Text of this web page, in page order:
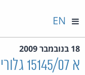
EN
18 בנובמבר 2009
א